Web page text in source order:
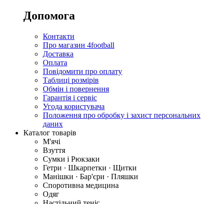
Допомога
Контакти
Про магазин 4football
Доставка
Оплата
Повідомити про оплату
Таблиці розмірів
Обмін і повернення
Гарантія і сервіс
Угода користувача
Положення про обробку і захист персональних
даних
Каталог товарів
М'ячі
Взуття
Сумки і Рюкзаки
Гетри · Шкарпетки · Щитки
Манішки · Бар'єри · Пляшки
Споротивна медицина
Одяг